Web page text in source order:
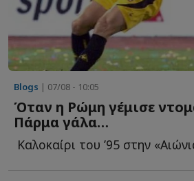
Blogs | 07/08 - 10:05
Όταν η Ρώμη γέμισε
Πάρμα γάλα…